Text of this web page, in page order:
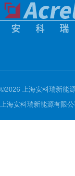
©2026 上海安科瑞新能
上海安科瑞新能源有限